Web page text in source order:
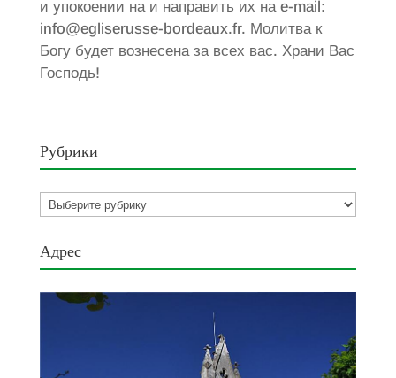
и упокоении на и направить их на e-mail:
info@egliserusse-bordeaux.fr. Молитва к
Богу будет вознесена за всех вас. Храни Вас
Господь!
Рубрики
Рубрики
Адрес